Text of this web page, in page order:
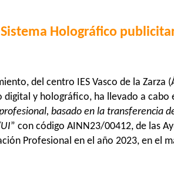
Sistema Holográfico
del centro IES Vasco de la
digital y holográfico, ha llevado a
basado en la transferencia
” con código AINN23/00412, de las
Profesional en el año 2023, en el